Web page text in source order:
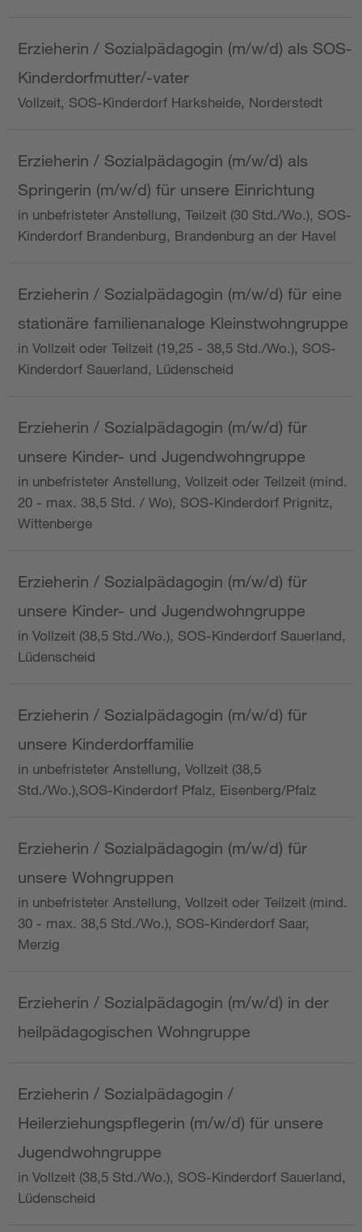
Erzieherin / Sozialpädagogin (m/w/d) als SOS-
Kinderdorfmutter/-vater
Vollzeit, SOS-Kinderdorf Harksheide, Norderstedt
Erzieherin / Sozialpädagogin (m/w/d) als
Springerin (m/w/d) für unsere Einrichtung
in unbefristeter Anstellung, Teilzeit (30 Std./Wo.), SOS-
Kinderdorf Brandenburg, Brandenburg an der Havel
Erzieherin / Sozialpädagogin (m/w/d) für eine
stationäre familienanaloge Kleinstwohngruppe
in Vollzeit oder Teilzeit (19,25 - 38,5 Std./Wo.), SOS-
Kinderdorf Sauerland, Lüdenscheid
Erzieherin / Sozialpädagogin (m/w/d) für
unsere Kinder- und Jugendwohngruppe
in unbefristeter Anstellung, Vollzeit oder Teilzeit (mind.
20 - max. 38,5 Std. / Wo), SOS-Kinderdorf Prignitz,
Wittenberge
Erzieherin / Sozialpädagogin (m/w/d) für
unsere Kinder- und Jugendwohngruppe
in Vollzeit (38,5 Std./Wo.), SOS-Kinderdorf Sauerland,
Lüdenscheid
Erzieherin / Sozialpädagogin (m/w/d) für
unsere Kinderdorffamilie
in unbefristeter Anstellung, Vollzeit (38,5
Std./Wo.),SOS-Kinderdorf Pfalz, Eisenberg/Pfalz
Erzieherin / Sozialpädagogin (m/w/d) für
unsere Wohngruppen
in unbefristeter Anstellung, Vollzeit oder Teilzeit (mind.
30 - max. 38,5 Std./Wo.), SOS-Kinderdorf Saar,
Merzig
Erzieherin / Sozialpädagogin (m/w/d) in der
heilpädagogischen Wohngruppe
Erzieherin / Sozialpädagogin /
Heilerziehungspflegerin (m/w/d) für unsere
Jugendwohngruppe
in Vollzeit (38,5 Std./Wo.), SOS-Kinderdorf Sauerland,
Lüdenscheid